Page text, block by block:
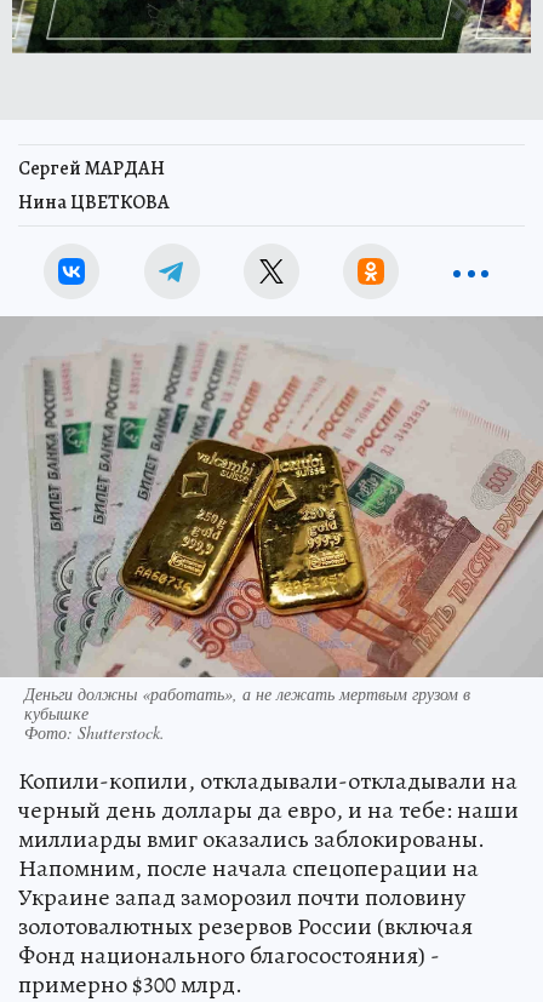
Сергей МАРДАН
Нина ЦВЕТКОВА
Деньги должны «работать», а не лежать мертвым грузом в
кубышке
Фото: Shutterstock.
Копили-копили, откладывали-откладывали на
черный день доллары да евро, и на тебе: наши
миллиарды вмиг оказались заблокированы.
Напомним, после начала спецоперации на
Украине запад заморозил почти половину
золотовалютных резервов России (включая
Фонд национального благосостояния) -
примерно $300 млрд.